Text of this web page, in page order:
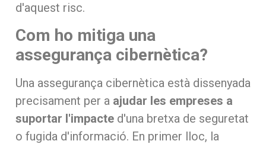
d'aquest risc.
Com ho mitiga una
assegurança cibernètica?
Una assegurança cibernètica està dissenyada
precisament per a ajudar les empreses a
suportar l'impacte d'una bretxa de seguretat
o fugida d'informació. En primer lloc, la